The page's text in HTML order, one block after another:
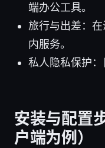
端办公工具。
旅行与出差：
内服务。
私人隐私保护：
安装与配置
户端为例）